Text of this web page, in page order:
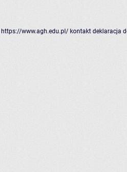
https://www.agh.edu.pl/ kontakt deklaracja